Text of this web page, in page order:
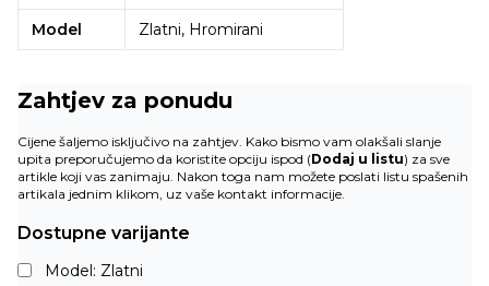
Model Zlatni, Hromirani
Zahtjev za ponudu
Cijene šaljemo isključivo na zahtjev. Kako bismo vam olakšali slanje
upita preporučujemo da koristite opciju ispod (Dodaj u listu) za sve
artikle koji vas zanimaju. Nakon toga nam možete poslati listu spašenih
artikala jednim klikom, uz vaše kontakt informacije.
Dostupne varijante
Model: Zlatni